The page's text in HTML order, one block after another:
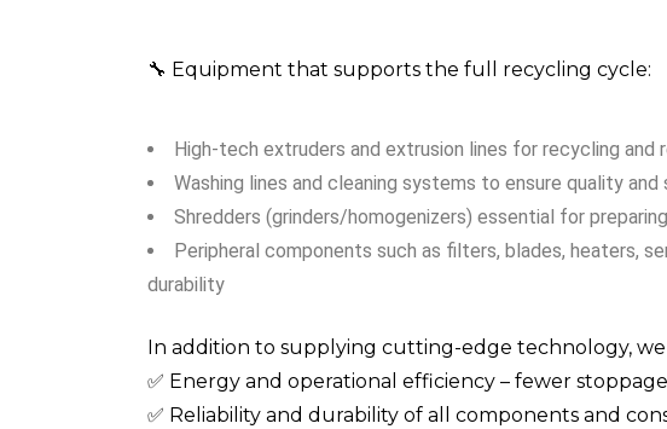
🔧 Equipment that supports the full recycling cycle:
High-tech extruders and extrusion lines for recycling and
Washing lines and cleaning systems to ensure quality and
Shredders (grinders/homogenizers) essential for
Peripheral components such as filters, blades, heaters,
durability
In addition to supplying cutting-edge technology,
✅ Energy and operational efficiency – fewer
✅ Reliability and durability of all components and